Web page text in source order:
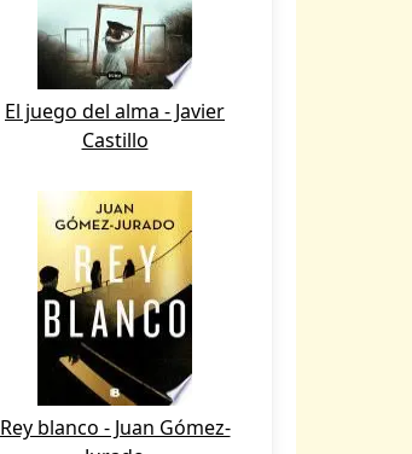
El juego del alma - Javier
Castillo
Rey blanco - Juan Gómez-